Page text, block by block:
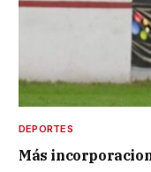
DEPORTES
Más